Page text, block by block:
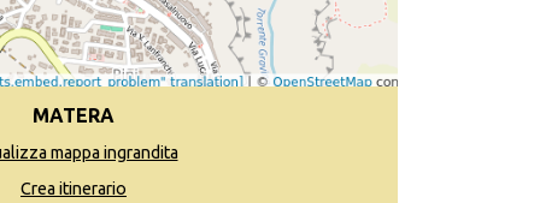
MATERA
mappa ingrandita
Crea itinerario